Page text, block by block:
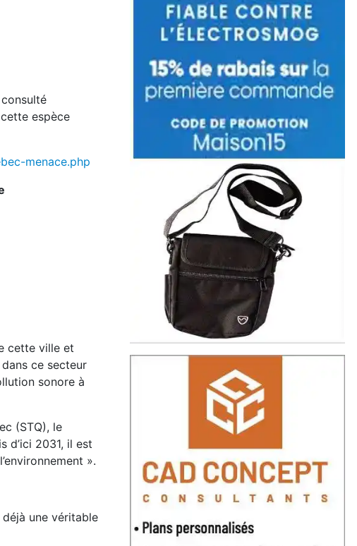
espèce
menace.php
cette ville et
dans ce secteur
sonore à
(STQ), le
d’ici 2031, il est
».
une véritable